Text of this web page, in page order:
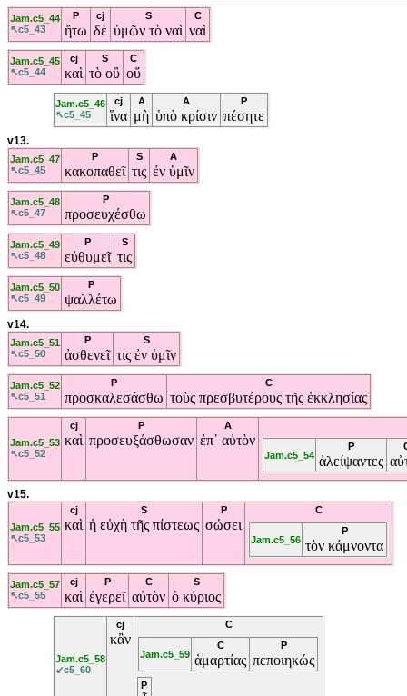
Jam.c5_44
↖c5_43
P
ἤτω
cj
δὲ
S
ὑμῶν τὸ ναὶ
C
ναὶ
Jam.c5_45
↖c5_44
cj
καὶ
S
τὸ οὒ
C
οὔ
Jam.c5_46
↖c5_45
cj
ἵνα
A
μὴ
A
ὑπὸ κρίσιν
P
πέσητε
v13.
Jam.c5_47
↖c5_45
P
κακοπαθεῖ
S
τις
A
ἐν ὑμῖν
Jam.c5_48
↖c5_47
P
προσευχέσθω
Jam.c5_49
↖c5_48
P
εὐθυμεῖ
S
τις
Jam.c5_50
↖c5_49
P
ψαλλέτω
v14.
Jam.c5_51
↖c5_50
P
ἀσθενεῖ
S
τις ἐν ὑμῖν
Jam.c5_52
↖c5_51
P
προσκαλεσάσθω
C
τοὺς πρεσβυτέρους τῆς ἐκκλησίας
Jam.c5_53
↖c5_52
cj
καὶ
P
προσευξάσθωσαν
A
ἐπ᾽ αὐτὸν
Jam.c5_54
P
ἀλείψαντες
v15.
Jam.c5_55
↖c5_53
cj
καὶ
S
ἡ εὐχὴ τῆς πίστεως
P
σώσει
C
Jam.c5_56
P
τὸν κάμνοντα
Jam.c5_57
↖c5_55
cj
καὶ
P
ἐγερεῖ
C
αὐτὸν
S
ὁ κύριος
Jam.c5_58
↙c5_60
cj
κἂν
C
Jam.c5_59
C
ἁμαρτίας
P
πεποιηκώς
P